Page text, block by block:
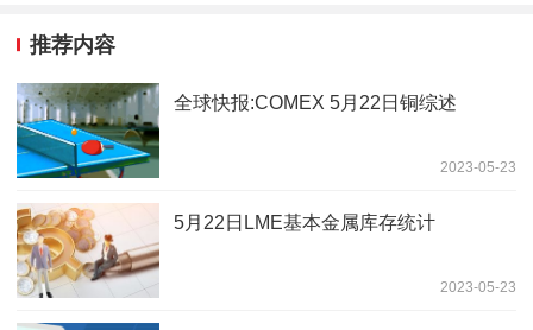
推荐内容
全球快报:COMEX 5月22日铜综述
2023-05-23
5月22日LME基本金属库存统计
2023-05-23